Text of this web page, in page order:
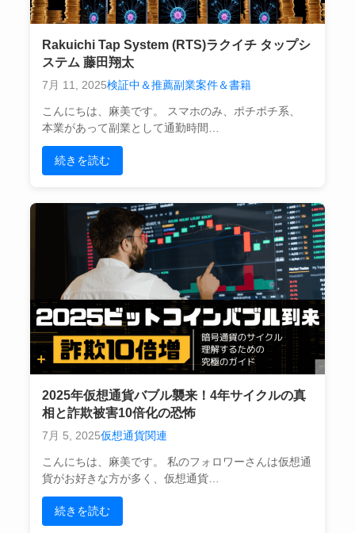
Rakuichi Tap System (RTS)ラクイチ タップシ
ステム 藤田翔太
7月 11, 2025検証中＆推薦副業案件＆書籍
こんにちは、麻美です。 スマホのみ、ポチポチ系、
本業があって副業として通勤時間…
続きを読む
2025年仮想通貨バブル襲来！4年サイクルの真
相と詐欺被害10倍化の恐怖
7月 5, 2025仮想通貨関連
こんにちは、麻美です。 私のフォロワーさんは仮想通
貨がお好きな方が多く、仮想通貨…
続きを読む